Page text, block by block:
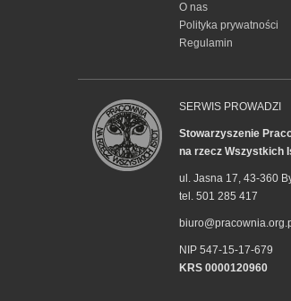
O nas
Polityka prywatności
Regulamin
SERWIS PROWADZI
Stowarzyszenie
na rzecz Wszystkich
ul. Jasna 17, 43-360
tel. 501 285 417
NIP 547-15-17-679
KRS 0000120960